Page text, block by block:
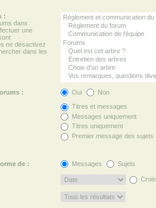
:
dans
une
ne désactivez
dans les
: Oui Non
Titres et messages
Messages uniquement
Titres uniquement
Premier message des sujets
de : Messages Sujets